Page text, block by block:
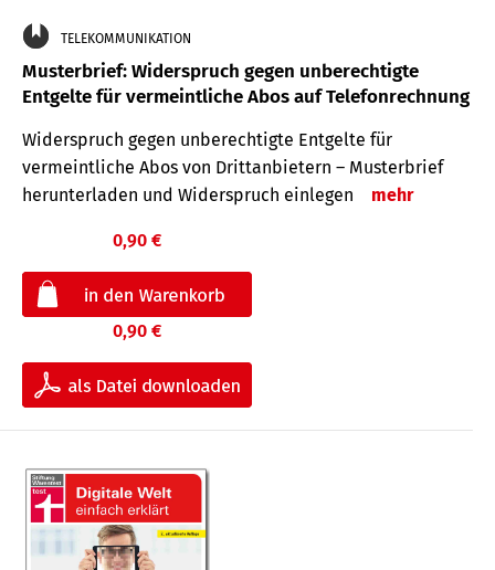
TELEKOMMUNIKATION
Musterbrief: Widerspruch gegen unberechtigte
Entgelte für vermeintliche Abos auf Telefonrechnung
Widerspruch gegen unberechtigte Entgelte für
vermeintliche Abos von Drittanbietern – Musterbrief
herunterladen und Widerspruch einlegen
mehr
0,90 €
0,90 €